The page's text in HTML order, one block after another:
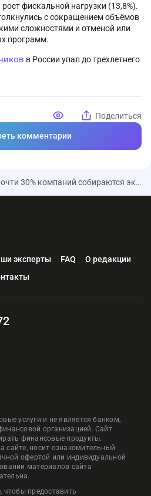
фискальной нагрузки (13,8%).
с сокращением объёмов
сложностями и отменой или
программ.
в России упал до трехлетнего
Поделиться
комментарии
Почти 30% компаний собираются экономить на персонале
эксперты FAQ
О редакции
услуги и не является банком,
организацией. Сайт
финансовые продукты.
носит ознакомительный
офертой или индивидуальной
материалов сайта
предоставить